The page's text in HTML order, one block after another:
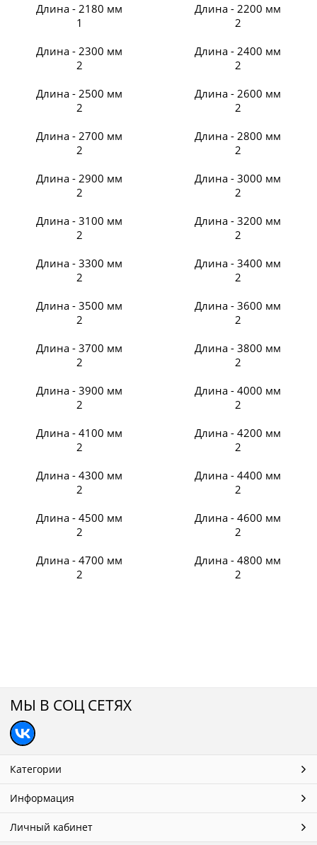
Длина - 2180 мм
1
Длина - 2200 мм
2
Длина - 2300 мм
2
Длина - 2400 мм
2
Длина - 2500 мм
2
Длина - 2600 мм
2
Длина - 2700 мм
2
Длина - 2800 мм
2
Длина - 2900 мм
2
Длина - 3000 мм
2
Длина - 3100 мм
2
Длина - 3200 мм
2
Длина - 3300 мм
2
Длина - 3400 мм
2
Длина - 3500 мм
2
Длина - 3600 мм
2
Длина - 3700 мм
2
Длина - 3800 мм
2
Длина - 3900 мм
2
Длина - 4000 мм
2
Длина - 4100 мм
2
Длина - 4200 мм
2
Длина - 4300 мм
2
Длина - 4400 мм
2
Длина - 4500 мм
2
Длина - 4600 мм
2
Длина - 4700 мм
2
Длина - 4800 мм
2
МЫ В СОЦ СЕТЯХ
Категории
Информация
Личный кабинет